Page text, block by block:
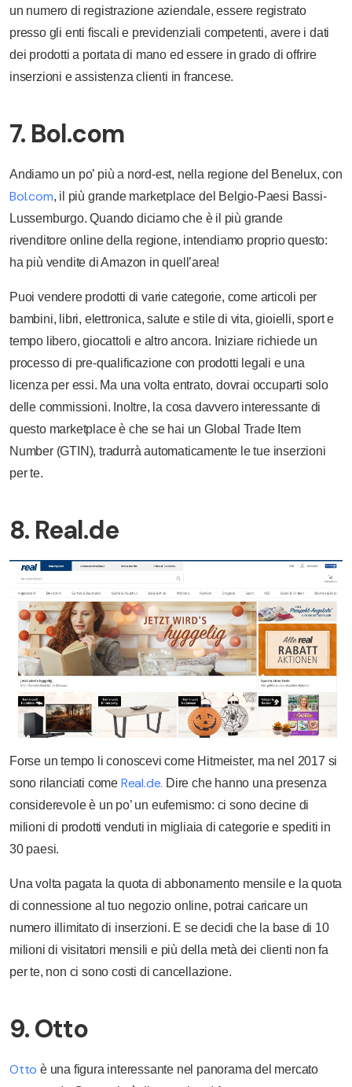
un numero di registrazione aziendale, essere registrato
presso gli enti fiscali e previdenziali competenti, avere i dati
dei prodotti a portata di mano ed essere in grado di offrire
inserzioni e assistenza clienti in francese.
7. Bol.com
Andiamo un po’ più a nord-est, nella regione del Benelux, con
Bol.com, il più grande marketplace del Belgio-Paesi Bassi-
Lussemburgo. Quando diciamo che è il più grande
rivenditore online della regione, intendiamo proprio questo:
ha più vendite di Amazon in quell’area!
Puoi vendere prodotti di varie categorie, come articoli per
bambini, libri, elettronica, salute e stile di vita, gioielli, sport e
tempo libero, giocattoli e altro ancora. Iniziare richiede un
processo di pre-qualificazione con prodotti legali e una
licenza per essi. Ma una volta entrato, dovrai occuparti solo
delle commissioni. Inoltre, la cosa davvero interessante di
questo marketplace è che se hai un Global Trade Item
Number (GTIN), tradurrà automaticamente le tue inserzioni
per te.
8. Real.de
Forse un tempo li conoscevi come Hitmeister, ma nel 2017 si
sono rilanciati come Real.de. Dire che hanno una presenza
considerevole è un po’ un eufemismo: ci sono decine di
milioni di prodotti venduti in migliaia di categorie e spediti in
30 paesi.
Una volta pagata la quota di abbonamento mensile e la quota
di connessione al tuo negozio online, potrai caricare un
numero illimitato di inserzioni. E se decidi che la base di 10
milioni di visitatori mensili e più della metà dei clienti non fa
per te, non ci sono costi di cancellazione.
9. Otto
Otto è una figura interessante nel panorama del mercato